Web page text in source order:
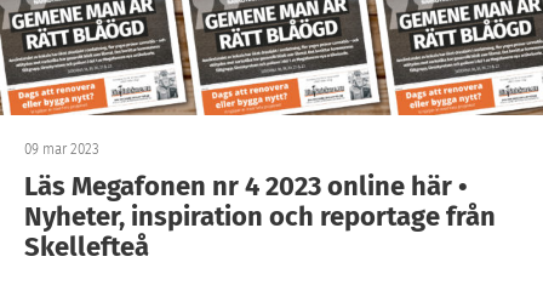
09 mar 2023
Läs Megafonen nr 4 2023 online här •
Nyheter, inspiration och reportage från
Skellefteå